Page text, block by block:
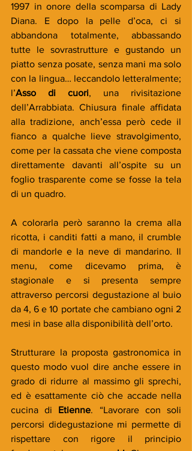
1997 in onore della scomparsa di Lady
Diana. E dopo la pelle d’oca, ci si
abbandona totalmente, abbassando
tutte le sovrastrutture e gustando un
piatto senza posate, senza mani ma solo
con la lingua… leccandolo letteralmente;
l’Asso di cuori, una rivisitazione
dell’Arrabbiata. Chiusura finale affidata
alla tradizione, anch’essa però cede il
fianco a qualche lieve stravolgimento,
come per la cassata che viene composta
direttamente davanti all’ospite su un
foglio trasparente come se fosse la tela
di un quadro.
A colorarla però saranno la crema alla
ricotta, i canditi fatti a mano, il crumble
di mandorle e la neve di mandarino. Il
menu, come dicevamo prima, è
stagionale e si presenta sempre
attraverso percorsi degustazione al buio
da 4, 6 e 10 portate che cambiano ogni 2
mesi in base alla disponibilità dell’orto.
Strutturare la proposta gastronomica in
questo modo vuol dire anche essere in
grado di ridurre al massimo gli sprechi,
ed è esattamente ciò che accade nella
cucina di Etienne. “Lavorare con soli
percorsi didegustazione mi permette di
rispettare con rigore il principio